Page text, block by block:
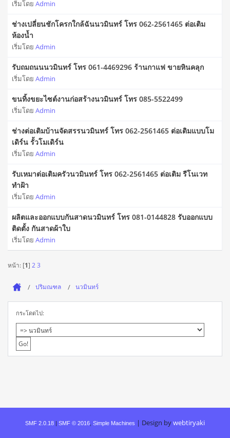
เริ่มโดย Admin
ช่างเปลี่ยนชักโครกใกล้ฉันนวมินทร์ โทร 062-2561465 ต่อเติม
ห้องน้ำ
เริ่มโดย Admin
รับถมถนนนวมินทร์ โทร 061-4469296 ร้านกาแฟ ขายหินคลุก
เริ่มโดย Admin
ขนทิ้งขยะไซต์งานก่อสร้างนวมินทร์ โทร 085-5522499
เริ่มโดย Admin
ช่างต่อเติมบ้านจัดสรรนวมินทร์ โทร 062-2561465 ต่อเติมแบบโม
เดิร์น รั้วโมเดิร์น
เริ่มโดย Admin
รับเหมาต่อเติมครัวนวมินทร์ โทร 062-2561465 ต่อเติม รีโนเวท
ทำฝ้า
เริ่มโดย Admin
ผลิตและออกแบบกันสาดนวมินทร์ โทร 081-0144828 รับออกแบบ
ติดตั้ง กันสาดผ้าใบ
เริ่มโดย Admin
หน้า: [1] 23
ปริมณฑล นวมินทร์
กระโดดไป:
SMF 2.0.18 | SMF © 2016 Simple Machines | Design bywebtiryaki